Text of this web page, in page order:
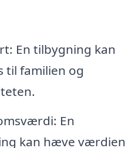
En tilbygning kan
til familien og
En
kan hæve værdien